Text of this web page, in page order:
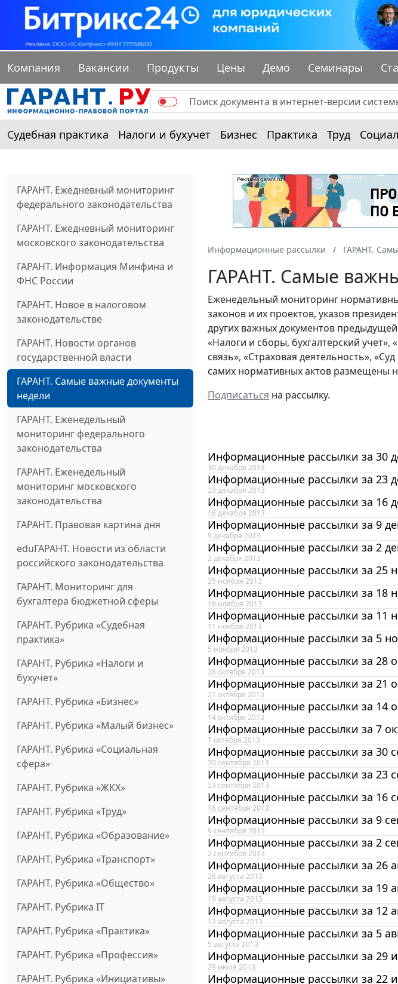
Компания Вакансии Продукты Цены Демо Семинары
Судебная практика Налоги и бухучет Бизнес Практика Труд
ГАРАНТ. Ежедневный мониторинг
федерального законодательства
ГАРАНТ. Ежедневный мониторинг
московского законодательства
ГАРАНТ. Информация Минфина и
ФНС России
ГАРАНТ. Новое в налоговом
законодательстве
ГАРАНТ. Новости органов
государственной власти
ГАРАНТ. Самые важные документы
недели
ГАРАНТ. Еженедельный
мониторинг федерального
законодательства
ГАРАНТ. Еженедельный
мониторинг московского
законодательства
ГАРАНТ. Правовая картина дня
eduГАРАНТ. Новости из области
российского законодательства
ГАРАНТ. Мониторинг для
бухгалтера бюджетной сферы
ГАРАНТ. Рубрика «Судебная
практика»
ГАРАНТ. Рубрика «Налоги и
бухучет»
ГАРАНТ. Рубрика «Бизнес»
ГАРАНТ. Рубрика «Малый бизнес»
ГАРАНТ. Рубрика «Социальная
сфера»
ГАРАНТ. Рубрика «ЖКХ»
ГАРАНТ. Рубрика «Труд»
ГАРАНТ. Рубрика «Образование»
ГАРАНТ. Рубрика «Транспорт»
ГАРАНТ. Рубрика «Общество»
ГАРАНТ. Рубрика IT
ГАРАНТ. Рубрика «Практика»
ГАРАНТ. Рубрика «Профессия»
ГАРАНТ. Рубрика «Инициативы»
Информационные рассылки ГАРАНТ.
ГАРАНТ. Самые
Еженедельный мониторинг
законов и их проектов, указов
других важных документов
«Налоги и сборы, бухгалтерский
связь», «Страховая деятельность»,
самих нормативных актов размещены
Подписаться на рассылку.
Информационные рассылки за 30
30 декабря 2013
Информационные рассылки за 23
23 декабря 2013
Информационные рассылки за 16
16 декабря 2013
Информационные рассылки за 9
9 декабря 2013
Информационные рассылки за 2
2 декабря 2013
Информационные рассылки за 25
25 ноября 2013
Информационные рассылки за 18
18 ноября 2013
Информационные рассылки за 11
11 ноября 2013
Информационные рассылки за 5
5 ноября 2013
Информационные рассылки за 28
28 октября 2013
Информационные рассылки за 21
21 октября 2013
Информационные рассылки за 14
14 октября 2013
Информационные рассылки за 7
7 октября 2013
Информационные рассылки за 30
30 сентября 2013
Информационные рассылки за 23
23 сентября 2013
Информационные рассылки за 16
16 сентября 2013
Информационные рассылки за 9
9 сентября 2013
Информационные рассылки за 2
2 сентября 2013
Информационные рассылки за 26
26 августа 2013
Информационные рассылки за 19
19 августа 2013
Информационные рассылки за 12
12 августа 2013
Информационные рассылки за 5
5 августа 2013
Информационные рассылки за 29
29 июля 2013
Информационные рассылки за 22